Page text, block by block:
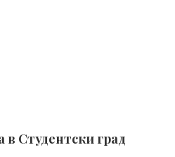
Студентски град